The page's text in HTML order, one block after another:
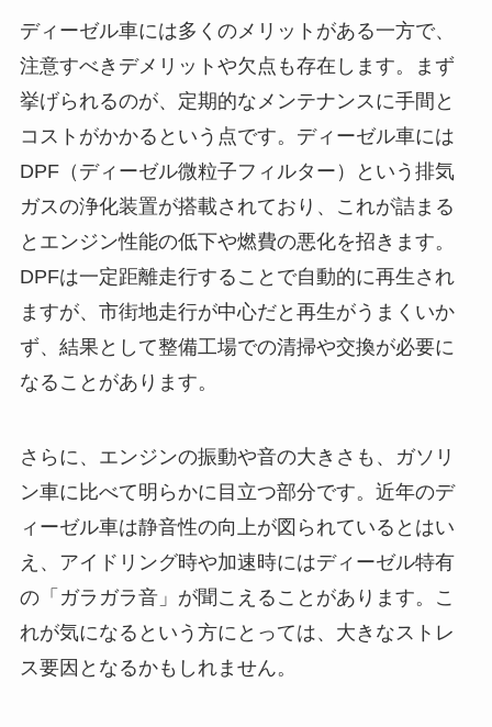
ディーゼル車には多くのメリットがある一方で、
注意すべきデメリットや欠点も存在します。まず
挙げられるのが、定期的なメンテナンスに手間と
コストがかかるという点です。ディーゼル車には
DPF（ディーゼル微粒子フィルター）という排気
ガスの浄化装置が搭載されており、これが詰まる
とエンジン性能の低下や燃費の悪化を招きます。
DPFは一定距離走行することで自動的に再生され
ますが、市街地走行が中心だと再生がうまくいか
ず、結果として整備工場での清掃や交換が必要に
なることがあります。
さらに、エンジンの振動や音の大きさも、ガソリ
ン車に比べて明らかに目立つ部分です。近年のデ
ィーゼル車は静音性の向上が図られているとはい
え、アイドリング時や加速時にはディーゼル特有
の「ガラガラ音」が聞こえることがあります。こ
れが気になるという方にとっては、大きなストレ
ス要因となるかもしれません。